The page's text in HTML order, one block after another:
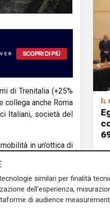
di Trenitalia (+25%
collega anche Roma
Italiani, società del
in un’ottica di
è in crescita
vanno incontro alle
è sostenuto dal
sta rinnovando
in servizio entro il
Il
similari per finalità
dell'esperienza,
di audience